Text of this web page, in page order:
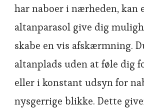
har naboer i nærheden, kan
altanparasol give dig
skabe en vis afskærmning.
altanplads uden at føle dig
eller i konstant udsyn for
nysgerrige blikke. Dette